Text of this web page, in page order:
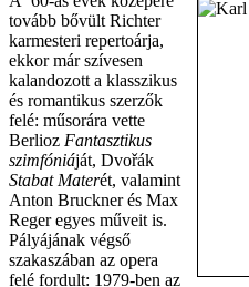
tovább bővült Richter
karmesteri repertoárja,
ekkor már szívesen
kalandozott a klasszikus
és romantikus szerzők
felé: műsorára vette
Berlioz Fantasztikus
szimfóniáját, Dvořák
Stabat Materét, valamint
Anton Bruckner és Max
Reger egyes műveit is.
Pályájának végső
szakaszában az opera
felé fordult: 1979-ben az